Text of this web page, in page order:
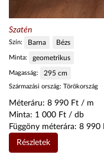
Szatén
Szín: Barna Bézs
Minta: geometrikus
Magasság: 295 cm
Származási ország: Törökország
Méteráru: 8 990 Ft / m
Minta: 1 000 Ft / db
Függöny méterára: 8 990
Részletek